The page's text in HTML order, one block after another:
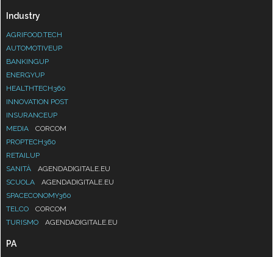
Industry
AGRIFOOD.TECH
AUTOMOTIVEUP
BANKINGUP
ENERGYUP
HEALTHTECH360
INNOVATION POST
INSURANCEUP
MEDIA
CORCOM
PROPTECH360
RETAILUP
SANITÀ
AGENDADIGITALE.EU
SCUOLA
AGENDADIGITALE.EU
SPACECONOMY360
TELCO
CORCOM
TURISMO
AGENDADIGITALE.EU
PA